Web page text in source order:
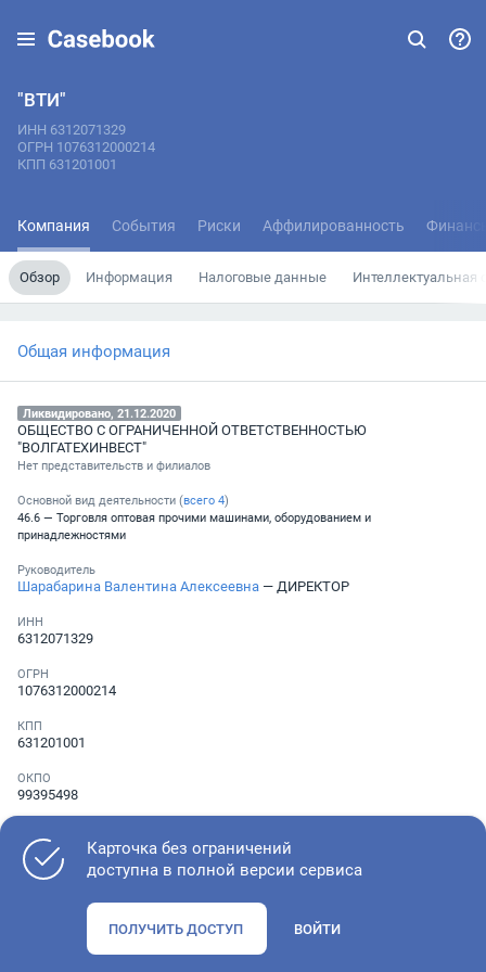
"ВТИ"
ИНН 6312071329
ОГРН 1076312000214
КПП 631201001
Компания События Риски Аффилированность
Обзор Информация Налоговые данные Интеллектуальная
Общая информация
Ликвидировано, 21.12.2020
ОБЩЕСТВО С ОГРАНИЧЕННОЙ ОТВЕТСТВЕННОСТЬЮ
"ВОЛГАТЕХИНВЕСТ"
Нет представительств и филиалов
Основной вид деятельности (всего 4)
46.6 — Торговля оптовая прочими машинами, оборудованием и
принадлежностями
Руководитель
Шарабарина Валентина Алексеевна — ДИРЕКТОР
ИНН
6312071329
ОГРН
1076312000214
КПП
631201001
ОКПО
99395498
░ ░░░ ░░░░░░░
Как оценить состояние компании
Карточка без ограничений
доступна в полной версии сервиса
ПОЛУЧИТЬ ДОСТУП ВОЙТИ